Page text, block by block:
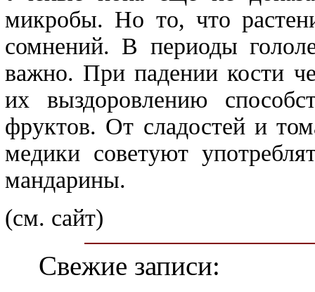
микробы. Но то, что
сомнений. В периоды
важно. При падении кости
их выздоровлению
фруктов. От сладостей и
медики советуют
мандарины.
(см. сайт)
Свежие записи: